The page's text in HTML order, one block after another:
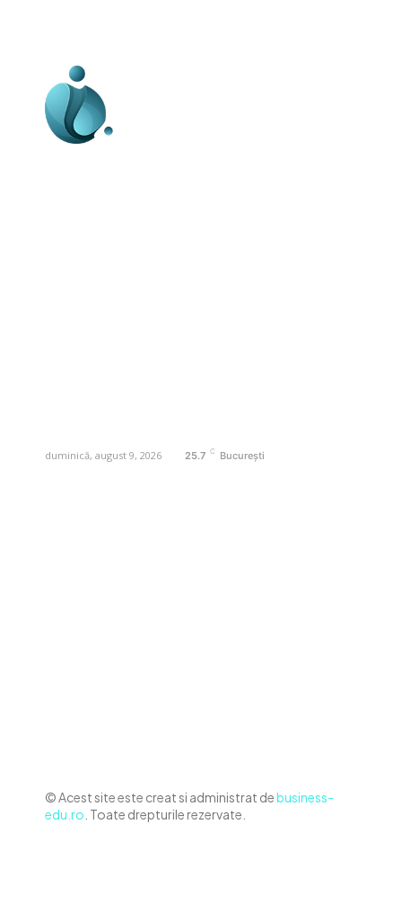
duminică, august 9, 2026 25.7 C București
© Acest site este creat si administrat debusiness-
edu.ro . Toate drepturile rezervate.